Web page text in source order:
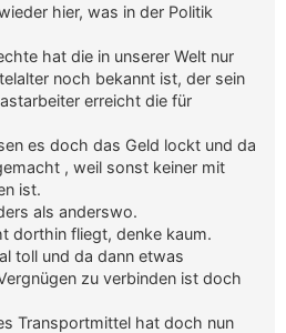
hier, was in der Politik
hat die in unserer Welt nur
noch bekannt ist, der sein
erreicht die für
es doch das Geld lockt und da
, weil sonst keiner mit
ist.
als anderswo.
dorthin fliegt, denke kaum.
toll und da dann etwas
zu verbinden ist doch
Transportmittel hat doch nun